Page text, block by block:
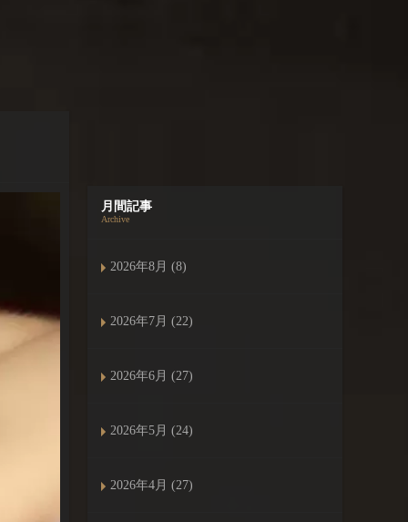
月間記事
Archive
2026年8月 (8)
2026年7月 (22)
2026年6月 (27)
2026年5月 (24)
2026年4月 (27)